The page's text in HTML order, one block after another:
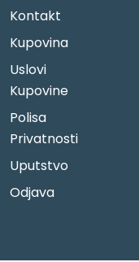
Kontakt
Kupovina
Uslovi
Kupovine
Polisa
Privatnosti
Uputstvo
Odjava